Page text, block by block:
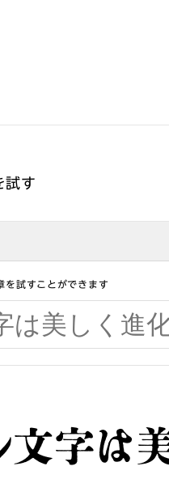
試す
試すことができます
文字は